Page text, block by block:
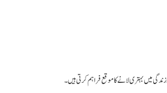
میں بہتری لانے کا موقع فراہم کرتی ہیں۔